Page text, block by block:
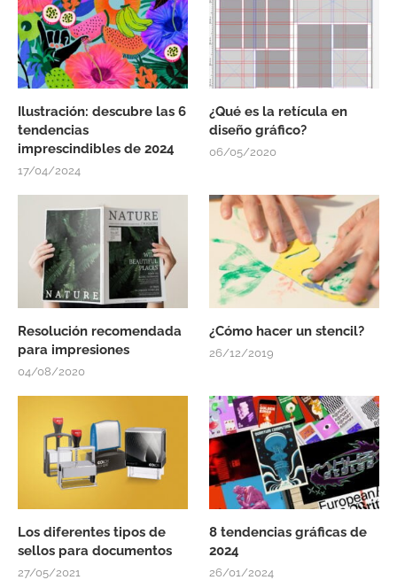
Ilustración: descubre las 6
tendencias
imprescindibles de 2024
17/04/2024
¿Qué es la retícula en
diseño gráfico?
06/05/2020
Resolución recomendada
para impresiones
04/08/2020
¿Cómo hacer un stencil?
26/12/2019
Los diferentes tipos de
sellos para documentos
27/05/2021
8 tendencias gráficas de
2024
26/01/2024